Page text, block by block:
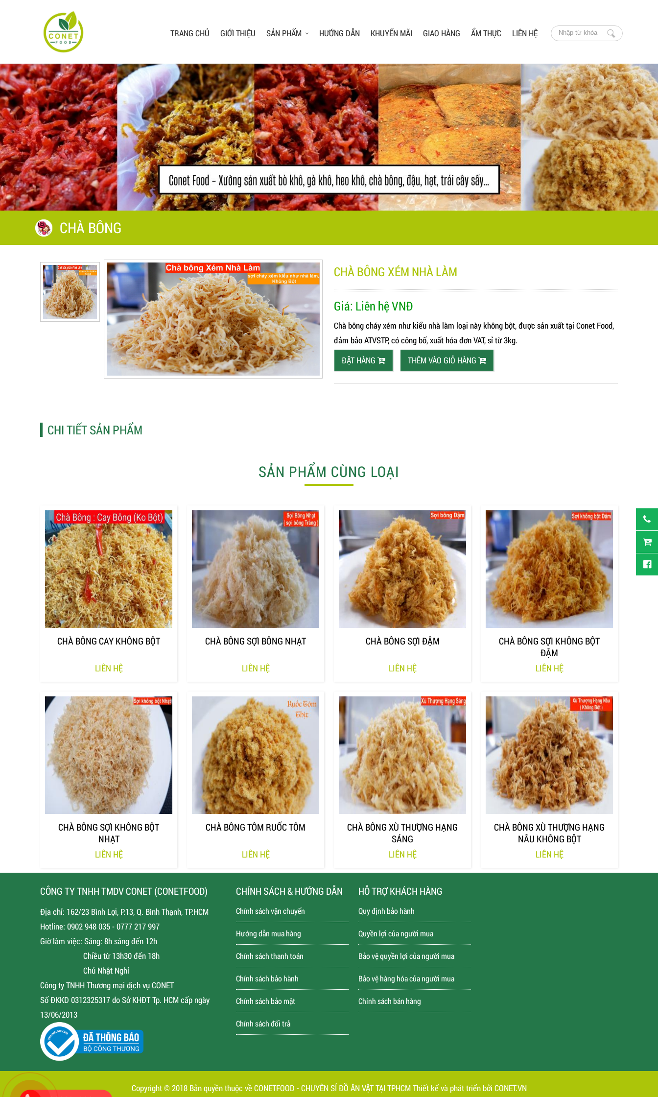
TRANG CHỦ GIỚI THIỆU SẢN PHẨM HƯỚNG DẪN KHUYẾN MÃI GIAO HÀNG ẨM THỰC LIÊN HỆ
CHÀ BÔNG
CHÀ BÔNG XÉM NHÀ LÀM
Giá: Liên hệVNĐ
Chà bông cháy xém như kiểu nhà làm loại này không bột, được sản xuất tại Conet Food,
đảm bảo ATVSTP, có công bố, xuất hóa đơn VAT, sỉ từ 3kg.
ĐẶT HÀNG
THÊM VÀO GIỎ HÀNG
CHI TIẾT SẢN PHẨM
SẢN PHẨM CÙNG LOẠI
CHÀ BÔNG CAY KHÔNG BỘT
LIÊN HỆ
CHÀ BÔNG SỢI BÔNG NHẠT
LIÊN HỆ
CHÀ BÔNG SỢI ĐẬM
LIÊN HỆ
CHÀ BÔNG SỢI KHÔNG BỘT
ĐẬM
LIÊN HỆ
CHÀ BÔNG SỢI KHÔNG BỘT
NHẠT
LIÊN HỆ
CHÀ BÔNG TÔM RUỐC TÔM
LIÊN HỆ
CHÀ BÔNG XÙ THƯỢNG HẠNG
SÁNG
LIÊN HỆ
CHÀ BÔNG XÙ THƯỢNG HẠNG
NÂU KHÔNG BỘT
LIÊN HỆ
CÔNG TY TNHH TMDV CONET (CONETFOOD)
Địa chỉ: 162/23 Bình Lợi, P.13, Q. Bình Thạnh, TP.HCM
Hotline: 0902 948 035 - 0777 217 997
Giờ làm việc: Sáng: 8h sáng đến 12h
Chiều từ 13h30 đến 18h
Chủ Nhật Nghỉ
Công ty TNHH Thương mại dịch vụ CONET
Số ĐKKD 0312325317 do Sở KHĐT Tp. HCM cấp ngày
13/06/2013
CHÍNH SÁCH & HƯỚNG DẪN
Chính sách vận chuyển
Hướng dẫn mua hàng
Chính sách thanh toán
Chính sách bảo hành
Chính sách bảo mật
Chính sách đổi trả
HỖ TRỢ KHÁCH HÀNG
Quy định bảo hành
Quyền lợi của người mua
Bảo vệ quyền lợi của người mua
Bảo vệ hàng hóa của người mua
Chính sách bán hàng
Copyright © 2018 Bản quyền thuộc về CONETFOOD - CHUYÊN SỈ ĐỒ ĂN VẶT TẠI TPHCMThiết kế và phát triển bởi CONET.VN